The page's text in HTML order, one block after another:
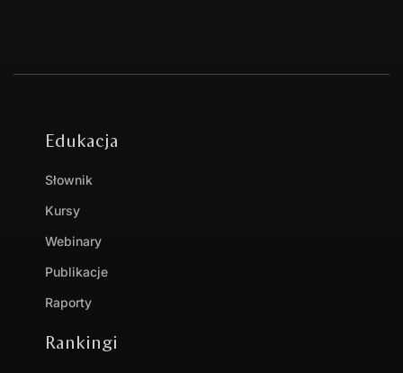
Edukacja
Słownik
Kursy
Webinary
Publikacje
Raporty
Rankingi